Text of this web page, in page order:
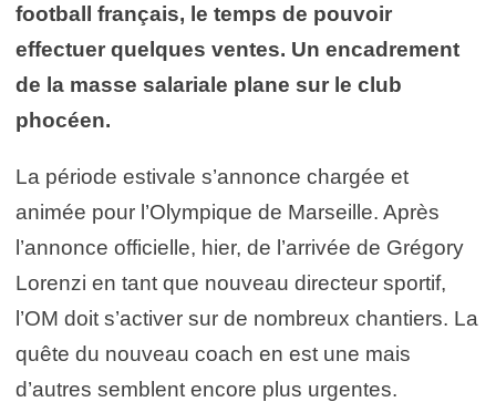
football français, le temps de pouvoir
effectuer quelques ventes. Un encadrement
de la masse salariale plane sur le club
phocéen.
La période estivale s’annonce chargée et
animée pour l’Olympique de Marseille. Après
l’annonce officielle, hier, de l’arrivée de Grégory
Lorenzi en tant que nouveau directeur sportif,
l’OM doit s’activer sur de nombreux chantiers. La
quête du nouveau coach en est une mais
d’autres semblent encore plus urgentes.